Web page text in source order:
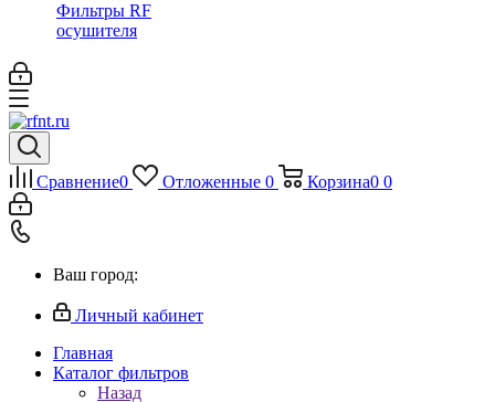
Фильтры RF
осушителя
Сравнение0 Отложенные 0 Корзина0 0
Ваш город:
Личный кабинет
Главная
Каталог фильтров
Назад